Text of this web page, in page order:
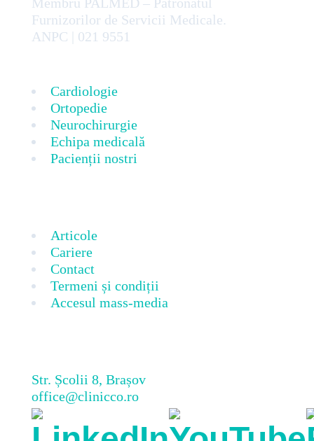
Furnizorilor de Servicii Medicale.
ANPC | 021 9551
Cardiologie
Ortopedie
Neurochirurgie
Echipa medicală
Pacienții nostri
Articole
Cariere
Contact
Termeni și condiții
Accesul mass-media
Str. Școlii 8, Brașov
office@clinicco.ro